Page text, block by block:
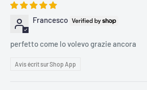
Francesco
perfetto come lo volevo grazie ancora
Avis écrit sur Shop App